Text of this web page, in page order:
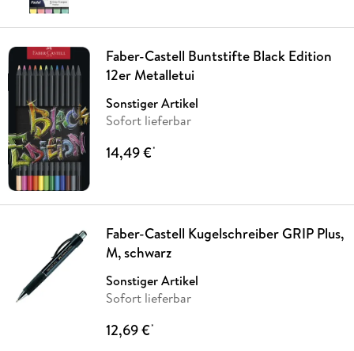
Faber-Castell Buntstifte Black Edition
12er Metalletui
Sonstiger Artikel
Sofort lieferbar
14,49 €*
Faber-Castell Kugelschreiber GRIP Plus,
M, schwarz
Sonstiger Artikel
Sofort lieferbar
12,69 €*